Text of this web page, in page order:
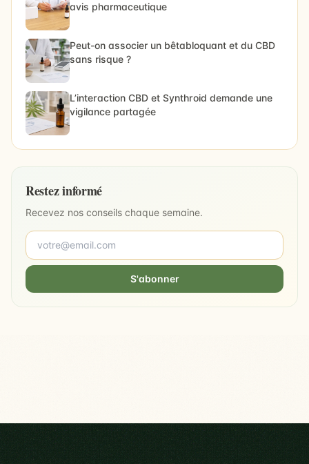
avis pharmaceutique
Peut-on associer un bêtabloquant et du CBD
sans risque ?
L’interaction CBD et Synthroid demande une
vigilance partagée
Restez informé
Recevez nos conseils chaque semaine.
S'abonner